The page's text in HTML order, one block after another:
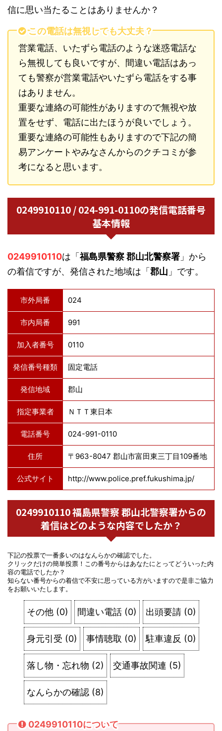
信に思い当たることはありませんか？
この電話は無視しても大丈夫？
営業電話、いたずら電話のような迷惑電話な
ら無視しても良いですが、間違い電話はあっ
ても警察が営業電話やいたずら電話をする事
はありません。
重要な連絡の可能性がありますので無視や放
置をせず、電話に出たほうが良いでしょう。
重要な連絡の可能性もありますので下記の簡
易アンケートやみなさんからのクチコミが参
考になると思います。
0249910110 / 024-991-0110の発信電話番号
基本情報
0249910110は「福島県警察 郡山北警察署 」から
の着信ですが、発信された地域は「郡山 」です。
市外局番 024
市内局番 991
加入者番号 0110
発信番号種類 固定電話
発信地域 郡山
指定事業者 ＮＴＴ東日本
電話番号 024-991-0110
住所 〒963-8047 郡山市富田東三丁目109番地
公式サイト http://www.police.pref.fukushima.jp/
0249910110 福島県警察 郡山北警察署からの
着信はどのような内容でしたか？
下記の投票で一番多いのはなんらかの確認でした。
クリックだけの簡単投票！この番号からはあなたにとってどういった内
容の電話でしたか？
知らない番号からの着信で不安に思っている方がいますので是非ご協力
をお願いいたします。
その他 (0) 間違い電話 (0) 出頭要請 (0)
身元引受 (0) 事情聴取 (0) 駐車違反 (0)
落し物・忘れ物 (2) 交通事故関連 (5)
なんらかの確認 (8)
0249910110について